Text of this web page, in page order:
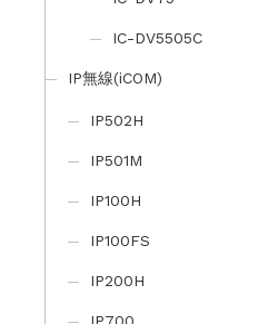
IC-DV5505C
IP無線(iCOM)
IP502H
IP501M
IP100H
IP100FS
IP200H